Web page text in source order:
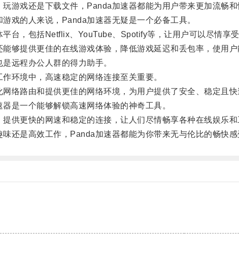
戏还是下载文件，Panda加速器都能为用户带来更加流畅和
的人来说，Panda加速器无疑是一个必备工具。
，包括Netflix、YouTube、Spotify等，让用户可以尽情享受
提供更佳的在线游戏体验，降低游戏延迟和丢包率，使用户
程办公人群的得力助手。
境中，高速稳定的网络连接至关重要。
路由和提供更佳的网络环境，为用户提供了安全、稳定且快
一个能够解锁高速网络体验的神奇工具。
更快的网速和稳定的连接，让人们尽情畅享各种在线娱乐和
是高效工作，Panda加速器都能为你带来无与伦比的畅快感